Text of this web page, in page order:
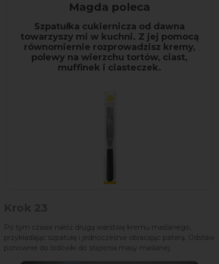
Magda poleca
Szpatułka cukiernicza od dawna
towarzyszy mi w kuchni. Z jej pomocą
równomiernie rozprowadzisz kremy,
polewy na wierzchu tortów, ciast,
muffinek i ciasteczek.
Po tym czasie nałóż drugą warstwę kremu maślanego,
przykładając szpatułę i jednocześnie obracając paterą. Odstaw
ponownie do lodówki do stężenia masy maślanej.